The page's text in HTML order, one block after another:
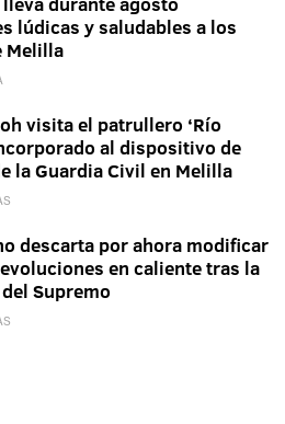
lúdicas y saludables a los
Melilla
visita el patrullero ‘Río
al dispositivo de
la Guardia Civil en Melilla
descarta por ahora modificar
en caliente tras la
Supremo